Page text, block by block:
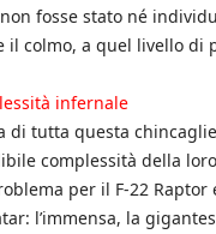
fosse stato né
il colmo, a quel livello di
infernale
di tutta questa
complessità della
per il F-22 Raptor
l’immensa, la